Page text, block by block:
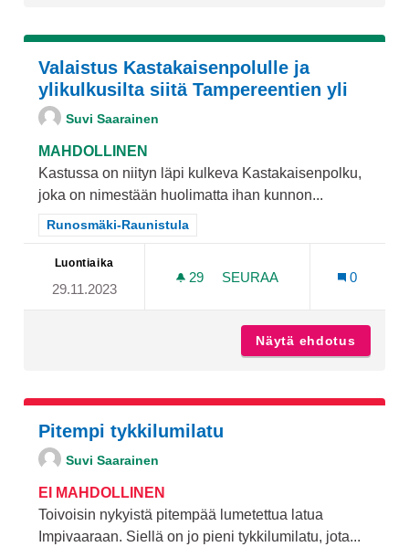
Valaistus Kastakaisenpolulle ja
ylikulkusilta siitä Tampereentien yli
Suvi Saarainen
MAHDOLLINEN
Kastussa on niityn läpi kulkeva Kastakaisenpolku,
joka on nimestään huolimatta ihan kunnon...
Rajaa tulokset teeman mukaan: Runosmäki-Raunistula
Runosmäki-Raunistula
Luontiaika
29.11.2023
29 29 SEURAAJAA
SEURAA
0
Näytä ehdotus
Pitempi tykkilumilatu
Suvi Saarainen
EI MAHDOLLINEN
Toivoisin nykyistä pitempää lumetettua latua
Impivaaraan. Siellä on jo pieni tykkilumilatu, jota...